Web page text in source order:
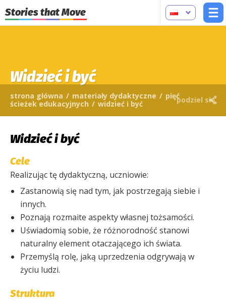
Stories that Move
Widzieć i być
strona główna / materiały dydaktyczne / pięć
ścieżek edukacyjnych / widzieć i być podziel się
Widzieć i być
Cele
Realizując tę dydaktyczną, uczniowie:
Zastanowią się nad tym, jak postrzegają siebie i
innych.
Poznają rozmaite aspekty własnej tożsamości.
Uświadomią sobie, że różnorodność stanowi
naturalny element otaczającego ich świata.
Przemyślą rolę, jaką uprzedzenia odgrywają w
życiu ludzi.
Struktura